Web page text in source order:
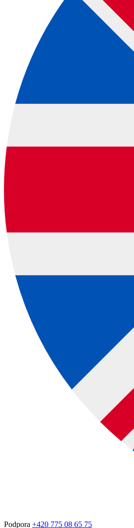
Podpora +420 775 08 65 75